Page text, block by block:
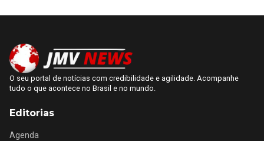
O seu portal de notícias com credibilidade e agilidade. Acompanhe
tudo o que acontece no Brasil e no mundo.
Editorias
Agenda